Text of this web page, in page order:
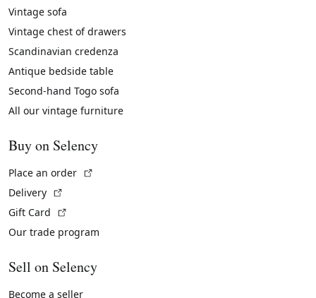
Vintage sofa
Vintage chest of drawers
Scandinavian credenza
Antique bedside table
Second-hand Togo sofa
All our vintage furniture
Buy on Selency
Place an order
Delivery
Gift Card
Our trade program
Sell on Selency
Become a seller